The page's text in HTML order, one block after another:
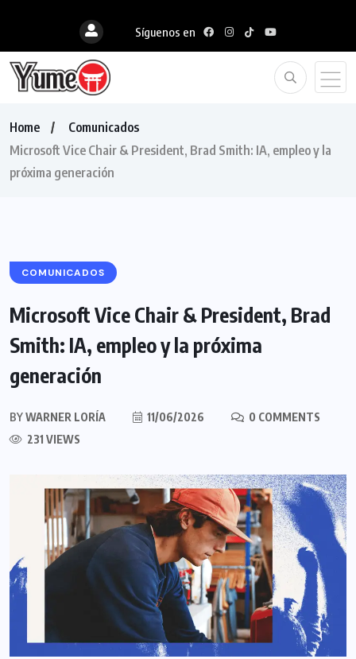
Síguenos en
Home
Comunicados
Microsoft Vice Chair & President, Brad Smith: IA, empleo y la
próxima generación
COMUNICADOS
Microsoft Vice Chair & President, Brad
Smith: IA, empleo y la próxima
generación
BYWARNER LORÍA 11/06/2026
0 COMMENTS
231 VIEWS